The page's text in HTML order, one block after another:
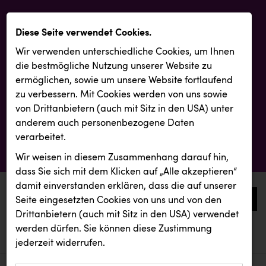
0
aktuelle aussendungen
aktuelle aussendungen
Diese Seite verwendet Cookies.
Wir verwenden unterschiedliche Cookies, um Ihnen
die best­mögliche Nutzung unserer Website zu
ermöglichen, sowie um unsere Website fortlaufend
zu verbessern. Mit Cookies werden von uns sowie
von Drittanbietern (auch mit Sitz in den USA) unter
anderem auch personenbezogene Daten
verarbeitet.
Wir weisen in diesem Zusammenhang darauf hin,
dass Sie sich mit dem Klicken auf „Alle akzeptieren“
damit ein­ver­standen erklären, dass die auf unserer
Seite eingesetzten Cookies von uns und von den
Drittanbietern (auch mit Sitz in den USA) verwendet
werden dürfen. Sie können diese Zustimmung
jederzeit widerrufen.